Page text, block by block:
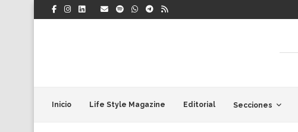
Inicio Life Style Magazine Editorial Secciones